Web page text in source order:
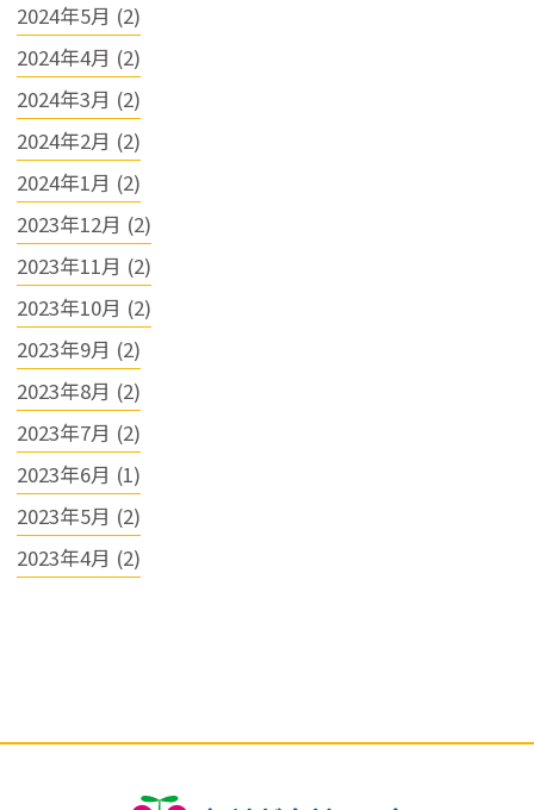
2024年5月 (2)
2024年4月 (2)
2024年3月 (2)
2024年2月 (2)
2024年1月 (2)
2023年12月 (2)
2023年11月 (2)
2023年10月 (2)
2023年9月 (2)
2023年8月 (2)
2023年7月 (2)
2023年6月 (1)
2023年5月 (2)
2023年4月 (2)